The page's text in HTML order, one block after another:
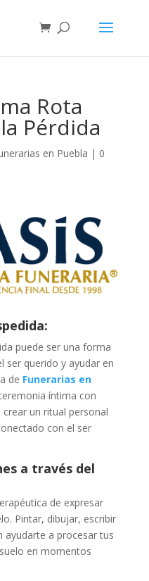
Rota
Pérdida
en Puebla | 0
puede ser una forma
ser querido y ayudar en
de Funerarias en
íntima con
un ritual personal
con el ser
a través del
de expresar
Pintar, dibujar, escribir
ayudarte a procesar tus
en momentos